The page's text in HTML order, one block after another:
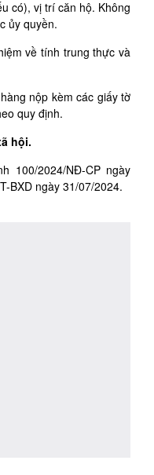
có), vị trí căn hộ. Không
ủy quyền.
về tính trung thực và
nộp kèm các giấy tờ
quy định.
hội.
100/2024/NĐ-CP ngày
BXD ngày 31/07/2024.